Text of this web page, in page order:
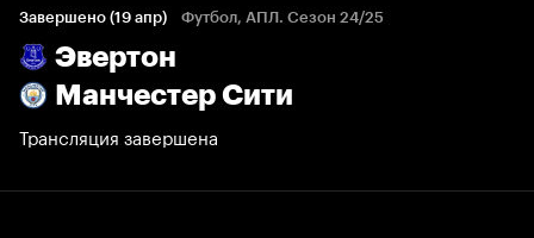
Завершено (19 апр) Футбол, АПЛ. Сезон 24/25
Эвертон
Манчестер Сити
Трансляция завершена